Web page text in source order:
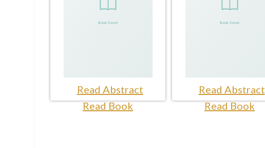
Read Abstract
Read Book
Read Abstract
Read Book